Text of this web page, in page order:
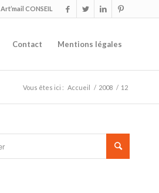
Art’mail CONSEIL
Contact Mentions légales
Vous êtes ici : Accueil / 2008 / 12